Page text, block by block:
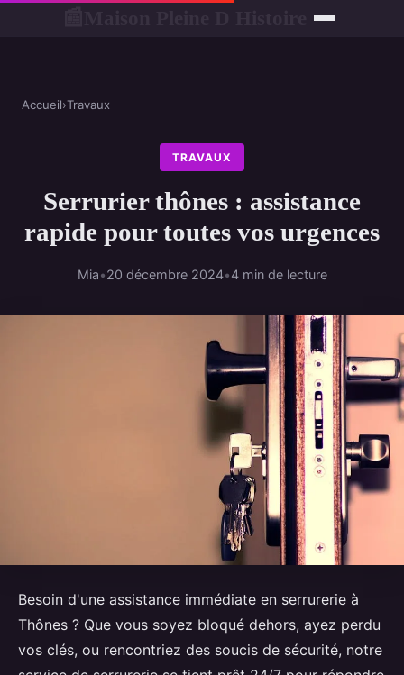
Accueil›Travaux
TRAVAUX
Serrurier thônes : assistance
rapide pour toutes vos urgences
Mia•20 décembre 2024•4 min de lecture
Besoin d'une assistance immédiate en serrurerie à
Thônes ? Que vous soyez bloqué dehors, ayez perdu
vos clés, ou rencontriez des soucis de sécurité, notre